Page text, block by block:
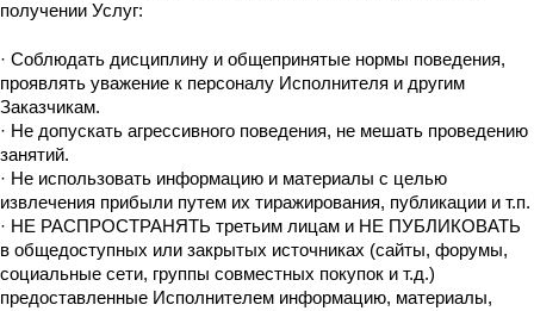
получении Услуг:
· Соблюдать дисциплину и общепринятые нормы поведения,
проявлять уважение к персоналу Исполнителя и другим
Заказчикам.
· Не допускать агрессивного поведения, не мешать проведению
занятий.
· Не использовать информацию и материалы с целью
извлечения прибыли путем их тиражирования, публикации и т.п.
· НЕ РАСПРОСТРАНЯТЬ третьим лицам и НЕ ПУБЛИКОВАТЬ
в общедоступных или закрытых источниках (сайты, форумы,
социальные сети, группы совместных покупок и т.д.)
предоставленные Исполнителем информацию, материалы,